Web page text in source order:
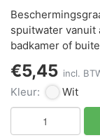
spuitwater vanuit
badkamer of
€5,45 incl.
Kleur: Wit